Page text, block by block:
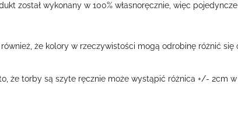
został wykonany w 100% własnoręcznie, więc
również, że kolory w rzeczywistości mogą odrobinę różnić
że torby są szyte ręcznie może wystąpić różnica +/- 2cm